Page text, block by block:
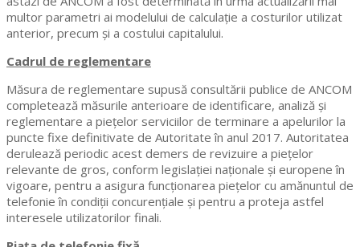
multor parametri ai modelului de calculaţie a costurilor utilizat
anterior, precum și a costului capitalului.
Cadrul de reglementare
Măsura de reglementare supusă consultării publice de ANCOM
completează măsurile anterioare de identificare, analiză şi
reglementare a pieţelor serviciilor de terminare a apelurilor la
puncte fixe definitivate de Autoritate în anul 2017. Autoritatea
derulează periodic acest demers de revizuire a piețelor
relevante de gros, conform legislaţiei naţionale şi europene în
vigoare, pentru a asigura funcţionarea pieţelor cu amănuntul de
telefonie în condiţii concurenţiale şi pentru a proteja astfel
interesele utilizatorilor finali.